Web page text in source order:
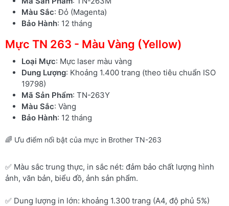
Màu Sắc: Đỏ (Magenta)
Bảo Hành: 12 tháng
Mực TN 263 - Màu Vàng (Yellow)
Loại Mực: Mực laser màu vàng
Dung Lượng: Khoảng 1.400 trang (theo tiêu chuẩn ISO
19798)
Mã Sản Phẩm: TN-263Y
Màu Sắc: Vàng
Bảo Hành: 12 tháng
🌈 Ưu điểm nổi bật của mực in Brother TN-263
✅ Màu sắc trung thực, in sắc nét: đảm bảo chất lượng hình
ảnh, văn bản, biểu đồ, ảnh sản phẩm.
✅ Dung lượng in lớn: khoảng 1.300 trang (A4, độ phủ 5%)